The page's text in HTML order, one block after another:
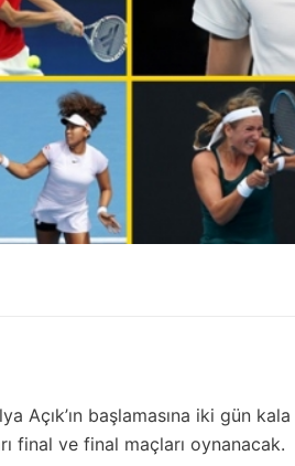
Açık’ın başlamasına iki gün
final ve final maçları oynanacak.